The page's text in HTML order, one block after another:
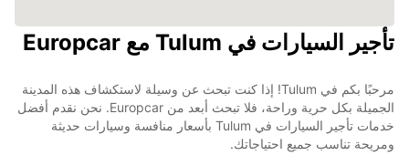
تأجير السيارات في Tulum مع Europcar
مرحبًا بكم في Tulum! إذا كنت تبحث عن وسيلة لاستكشاف هذه المدينة
الجميلة بكل حرية وراحة، فلا تبحث أبعد من Europcar. نحن نقدم أفضل
خدمات تأجير السيارات في Tulum بأسعار منافسة وسيارات حديثة
ومريحة تناسب جميع احتياجاتك.